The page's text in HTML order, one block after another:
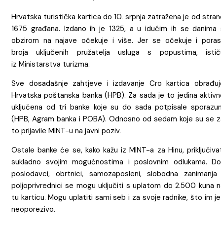
Hrvatska turistička kartica do 10. srpnja zatražena je od
1675 građana. Izdano ih je 1325, a u idućim ih se danima
obzirom na najave očekuje i više. Jer se očekuje i
broja uključenih pružatelja usluga s popustima,
iz Ministarstva turizma.
Sve dosadašnje zahtjeve i izdavanje Cro kartica
Hrvatska poštanska banka (HPB). Za sada je to jedina
uključena od tri banke koje su do sada potpisale
(HPB, Agram banka i POBA). Odnosno od sedam koje su se
to prijavile MINT-u na javni poziv.
Ostale banke će se, kako kažu iz MINT-a za Hinu,
sukladno svojim mogućnostima i poslovnim odlukama.
poslodavci, obrtnici, samozaposleni, slobodna
poljoprivrednici se mogu uključiti s uplatom do 2.500 kuna
tu karticu. Mogu uplatiti sami seb i za svoje radnike, što im
neoporezivo.